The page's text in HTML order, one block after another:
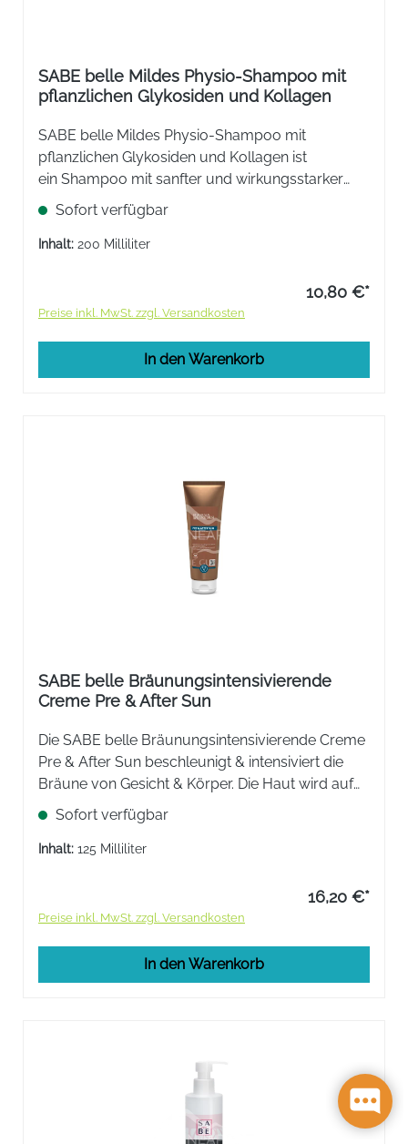
SABE belle Mildes Physio-Shampoo mit
pflanzlichen Glykosiden und Kollagen
SABE belle Mildes Physio-Shampoo mit
pflanzlichen Glykosiden und Kollagen ist
ein Shampoo mit sanfter und wirkungsstarker
Reinigungsbasis, das das Haar schützt, ihm
Feuchtigkeit und Leichtigkeit verleiht.
Sofort verfügbar
Inhalt: 200 Milliliter
10,80 €*
Preise inkl. MwSt. zzgl. Versandkosten
In den Warenkorb
SABE belle Bräunungsintensivierende
Creme Pre & After Sun
Die ​SABE belle Bräunungsintensivierende Creme
Pre & After Sun beschleunigt & intensiviert die
Bräune von Gesicht & Körper. Die Haut wird auf
die Sonne vorbereitet, mit Feuchtigkeit versorgt &
vor oxidativem Stress geschützt.
Sofort verfügbar
Inhalt: 125 Milliliter
16,20 €*
Preise inkl. MwSt. zzgl. Versandkosten
In den Warenkorb